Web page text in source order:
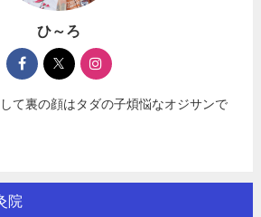
ひ～ろ
て裏の顔はタダの子煩悩なオジサンで
院